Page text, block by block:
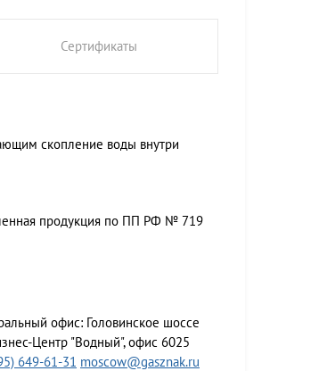
Сертификаты
скопление воды внутри
продукция по ПП РФ № 719
офис: Головинское шоссе
Центр "Водный", офис 6025
649-61-31 moscow@gasznak.ru